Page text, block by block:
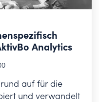
Analytics
auf für die
und verwandelt